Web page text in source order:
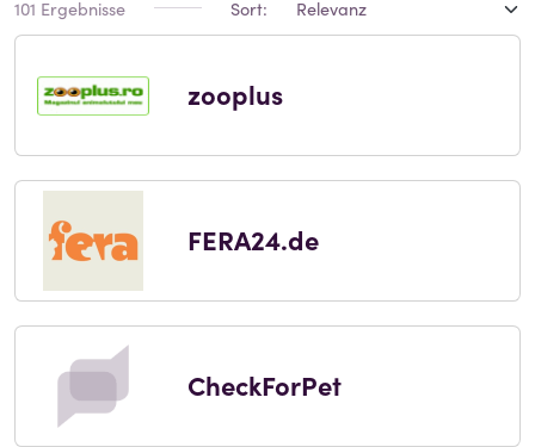
101 Ergebnisse Sort:
zooplus
FERA24.de
CheckForPet